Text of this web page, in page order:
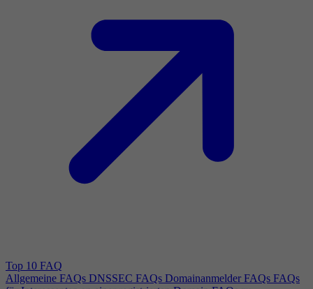
Top 10 FAQ
Allgemeine FAQs DNSSEC FAQs Domainanmelder FAQs FAQs